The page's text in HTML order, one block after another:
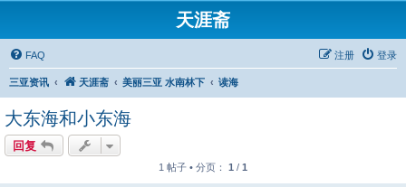
天涯斋
FAQ 登录
注册
三亚资讯 天涯斋 美丽三亚 水南林下 读海
大东海和小东海
回复
1 帖子 • 分页： 1 / 1